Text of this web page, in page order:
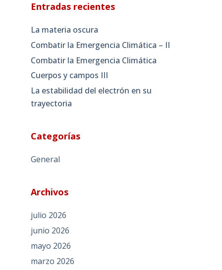
Entradas recientes
La materia oscura
Combatir la Emergencia Climática – II
Combatir la Emergencia Climática
Cuerpos y campos III
La estabilidad del electrón en su
trayectoria
Categorías
General
Archivos
julio 2026
junio 2026
mayo 2026
marzo 2026